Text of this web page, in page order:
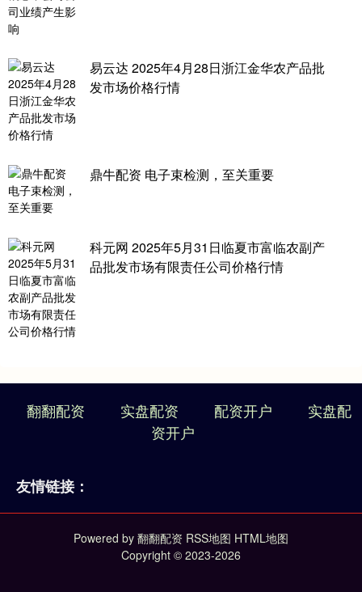
易云达 2025年4月28日浙江金华农产品批
发市场价格行情
鼎牛配资 电子束检测，至关重要
科元网 2025年5月31日临夏市富临农副产
品批发市场有限责任公司价格行情
翻翻配资 实盘配资 配资开户
实盘配
资开户
友情链接：
Powered by 翻翻配资 RSS地图 HTML地图
Copyright © 2023-2026